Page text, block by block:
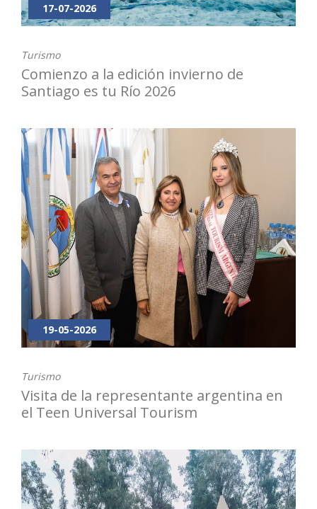
17-07-2026
Turismo
Comienzo a la edición invierno de
Santiago es tu Río 2026
19-05-2026
Turismo
Visita de la representante argentina en
el Teen Universal Tourism